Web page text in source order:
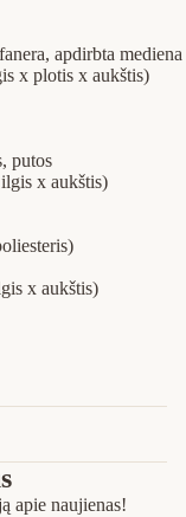
apdirbta mediena
x plotis x aukštis)
putos
x aukštis)
x aukštis)
apie naujienas!